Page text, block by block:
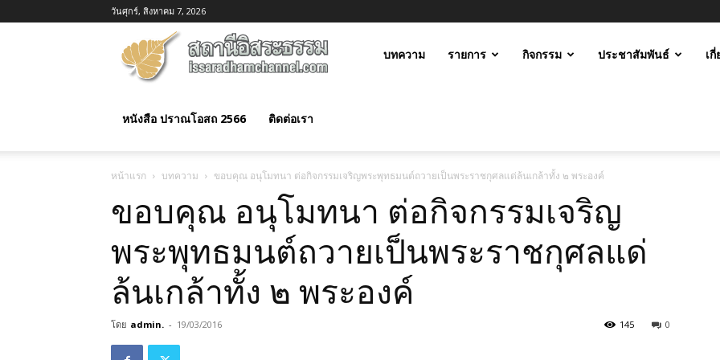
วันศุกร์, สิงหาคม 7, 2026
บทความ รายการ กิจกรรม ประชาสัมพันธ์ เ
หนังสือ ปราณโอสถ 2566 ติดต่อเรา
หน้าแรก บทความ ขอบคุณ อนุโมทนา ต่อกิจกรรมเจริญพระพุทธมนต์ถวายเป็นพระราชกุศลแด่ล้นเกล้าทั้ง ๒ พระองค์
ขอบคุณ อนุโมทนา ต่อกิจกรรมเจริญ
พระพุทธมนต์ถวายเป็นพระราชกุศลแด่
ล้นเกล้าทั้ง ๒ พระองค์
โดย admin. - 19/03/2016 0
145